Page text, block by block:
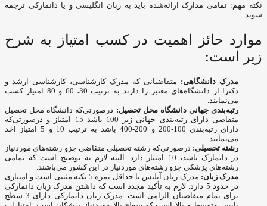
نکته مهم: تمامی مدارک ارائه‌شده باید به زبان انگلیسی و یا دانمارکی ترجمه
شوند.
موارد حائز اهمیت در کسب امتیاز به شرح
زیر است:
مدرک دانشگاهی: متقاضیانی که مدرک کارشناسی، کارشناسی ارشد و
دکترا از دانشگاه‌های معتبر را دارند به ترتیب 30، 60 و 80 امتیاز کسب
می‌نمایند.
رتبه‌بندی جهانی دانشگاه محل تحصیل: درصورتی‌که دانشگاه محل تحصیل
متقاضی دارای رتبه‌بندی جهانی زیر 100 باشد 15 امتیاز و درصورتی‌که
دارای رتبه‌بندی 100-200 و 200-400 باشد به ترتیب 10 و 5 امتیاز اخذ
می‌نمایند.
رشته تحصیلی: درصورتی‌که رشته تحصیلی متقاضی جزو رشته‌های موردنیاز
در دانمارک باشد، 10 امتیاز دارد. البته لازم به توضیح است که تمامی
رشته‌های پزشکی جزو رشته‌های موردنیاز در این کشور می‌باشند.
مدرک زبان:
مدرک زبان آیلتس با حداقل نمره 5 نکته مثبتی است و امتیازی
در حدود 5 دارد. لازم به تأکید مجدد است که داشتن مدرک زبان دانمارکی
برای تمام متقاضیان الزامی است. مدرک زبان دانمارکی دارای 3 سطح